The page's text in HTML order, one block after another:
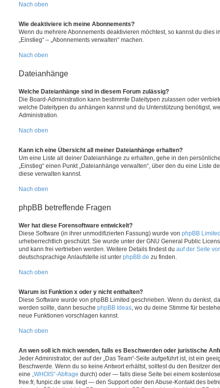
Nach oben
Wie deaktiviere ich meine Abonnements?
Wenn du mehrere Abonnements deaktivieren möchtest, so kannst du dies
„Einstieg“ – „Abonnements verwalten“ machen.
Nach oben
Dateianhänge
Welche Dateianhänge sind in diesem Forum zulässig?
Die Board-Administration kann bestimmte Dateitypen zulassen oder
welche Dateitypen du anhängen kannst und du Unterstützung benötigst,
Administration.
Nach oben
Kann ich eine Übersicht all meiner Dateianhänge erhalten?
Um eine Liste all deiner Dateianhänge zu erhalten, gehe in den
„Einstieg“ einen Punkt „Dateianhänge verwalten“, über den du eine Liste
diese verwalten kannst.
Nach oben
phpBB betreffende Fragen
Wer hat diese Forensoftware entwickelt?
Diese Software (in ihrer unmodifizierten Fassung) wurde von phpBB
urheberrechtlich geschützt. Sie wurde unter der GNU General Public
und kann frei vertrieben werden. Weitere Details findest du auf der Seite
deutschsprachige Anlaufstelle ist unter phpBB.de zu finden.
Nach oben
Warum ist Funktion x oder y nicht enthalten?
Diese Software wurde von phpBB Limited geschrieben. Wenn du denkst,
werden sollte, dann besuche phpBB Ideas , wo du deine Stimme für
neue Funktionen vorschlagen kannst.
Nach oben
An wen soll ich mich wenden, falls es Beschwerden oder juristische
Jeder Administrator, der auf der „Das Team“-Seite aufgeführt ist, ist ein
Beschwerde. Wenn du so keine Antwort erhältst, solltest du den Besitzer
eine „WHOIS“-Abfrage durch) oder — falls diese Seite bei einem
free.fr, funpic.de usw. liegt — den Support oder den Abuse-Kontakt des